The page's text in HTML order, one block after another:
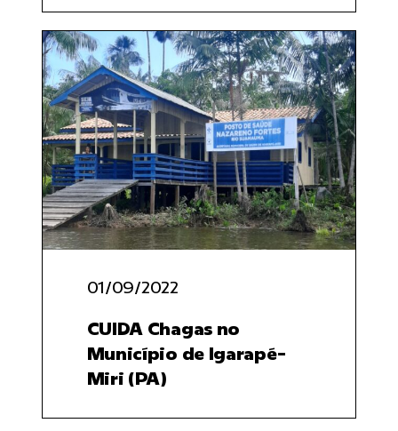
01/09/2022
CUIDA Chagas no
Município de Igarapé-
Miri (PA)